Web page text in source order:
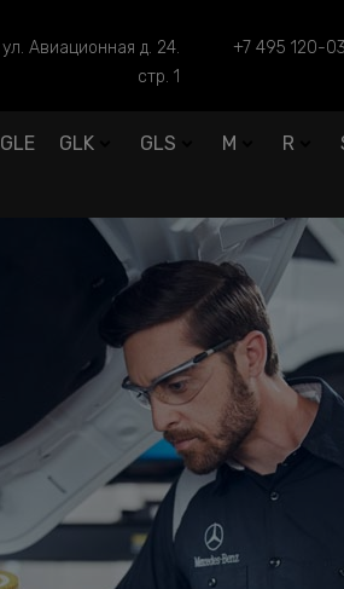
ул. Авиационная д. 24.
стр. 1
+7 495 120-
GLE GLK GLS M R